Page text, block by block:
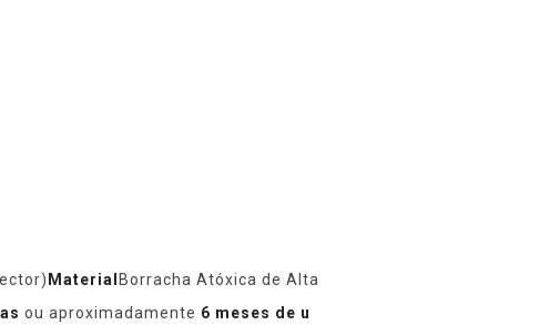
Material Borracha Atóxica de Alta
ou aproximadamente 6 meses de u